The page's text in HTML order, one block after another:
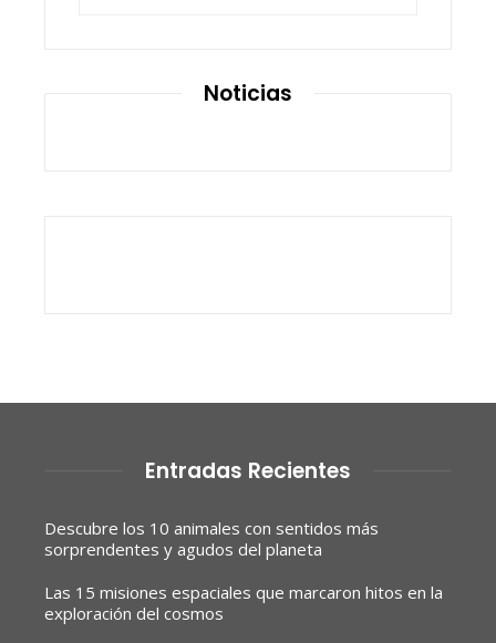
Noticias
Entradas Recientes
Descubre los 10 animales con sentidos más
sorprendentes y agudos del planeta
Las 15 misiones espaciales que marcaron hitos en la
exploración del cosmos